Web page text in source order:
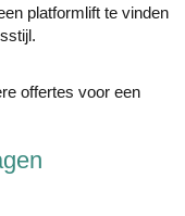
platformlift te vinden
offertes voor een